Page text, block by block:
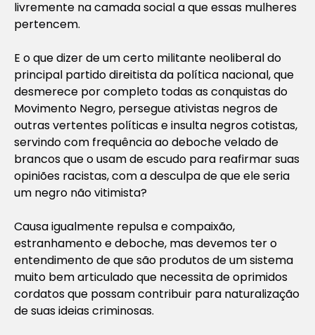
livremente na camada social a que essas mulheres
pertencem.
E o que dizer de um certo militante neoliberal do
principal partido direitista da política nacional, que
desmerece por completo todas as conquistas do
Movimento Negro, persegue ativistas negros de
outras vertentes políticas e insulta negros cotistas,
servindo com frequência ao deboche velado de
brancos que o usam de escudo para reafirmar suas
opiniões racistas, com a desculpa de que ele seria
um negro não vitimista?
Causa igualmente repulsa e compaixão,
estranhamento e deboche, mas devemos ter o
entendimento de que são produtos de um sistema
muito bem articulado que necessita de oprimidos
cordatos que possam contribuir para naturalização
de suas ideias criminosas.